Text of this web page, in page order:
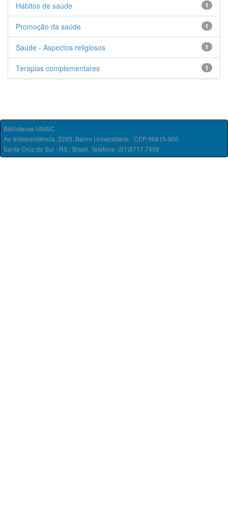
1
Hábitos de saúde
1
Promoção da saúde
1
Saúde - Aspectos religiosos
1
Terapias complementares
Bibliotecas UNISC
Av. Independência, 2293, Bairro Universitário - CEP 96815-900
Santa Cruz do Sul - RS / Brasil. Telefone: (51)3717.7409